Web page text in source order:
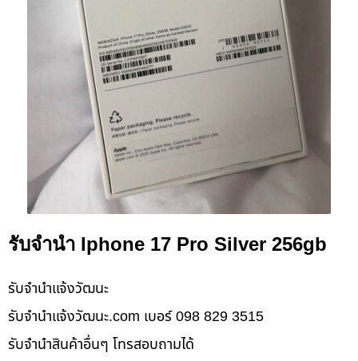
รับจำนำ Iphone 17 Pro Silver 256gb
รับจํานําแจ้งวัฒนะ
รับจํานําแจ้งวัฒนะ.com เบอร์ 098 829 3515
รับจำนำสินค้าอื่นๆ โทรสอบถามได้